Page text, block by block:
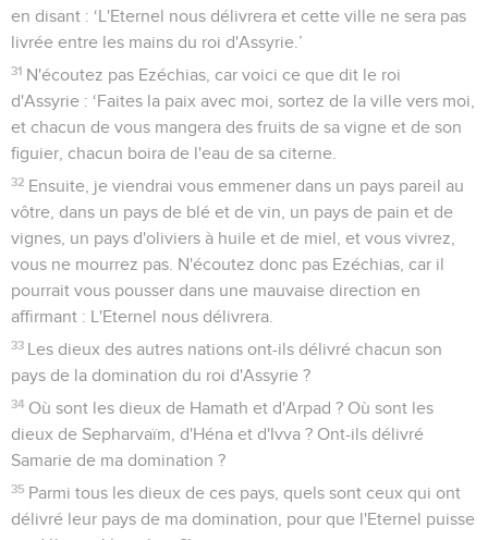
en disant : ‘L'Eternel nous délivrera et cette ville ne sera pas
livrée entre les mains du roi d'Assyrie.’
31 N'écoutez pas Ezéchias, car voici ce que dit le roi
d'Assyrie : ‘Faites la paix avec moi, sortez de la ville vers moi,
et chacun de vous mangera des fruits de sa vigne et de son
figuier, chacun boira de l'eau de sa citerne.
32 Ensuite, je viendrai vous emmener dans un pays pareil au
vôtre, dans un pays de blé et de vin, un pays de pain et de
vignes, un pays d'oliviers à huile et de miel, et vous vivrez,
vous ne mourrez pas. N'écoutez donc pas Ezéchias, car il
pourrait vous pousser dans une mauvaise direction en
affirmant : L'Eternel nous délivrera.
33 Les dieux des autres nations ont-ils délivré chacun son
pays de la domination du roi d'Assyrie ?
34 Où sont les dieux de Hamath et d'Arpad ? Où sont les
dieux de Sepharvaïm, d'Héna et d'Ivva ? Ont-ils délivré
Samarie de ma domination ?
35 Parmi tous les dieux de ces pays, quels sont ceux qui ont
délivré leur pays de ma domination, pour que l'Eternel puisse